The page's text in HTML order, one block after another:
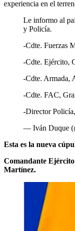
experiencia en el
Le informo al
y Policía.
-Cdte. Fuerzas
-Cdte. Ejército,
-Cdte. Armada,
-Cdte. FAC,
-Director
— Iván Duque
Esta es la nueva
Comandante
Martínez.